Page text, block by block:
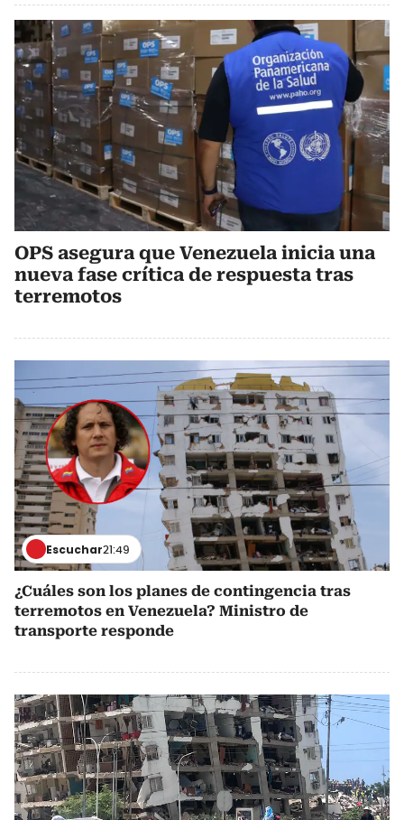
OPS asegura que Venezuela inicia una
nueva fase crítica de respuesta tras
terremotos
Escuchar21:49
¿Cuáles son los planes de contingencia tras
terremotos en Venezuela? Ministro de
transporte responde